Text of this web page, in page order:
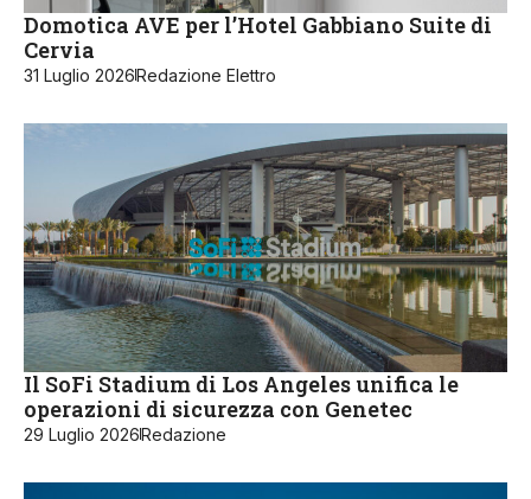
Domotica AVE per l’Hotel Gabbiano Suite di
Cervia
31 Luglio 2026Redazione Elettro
Il SoFi Stadium di Los Angeles unifica le
operazioni di sicurezza con Genetec
29 Luglio 2026Redazione